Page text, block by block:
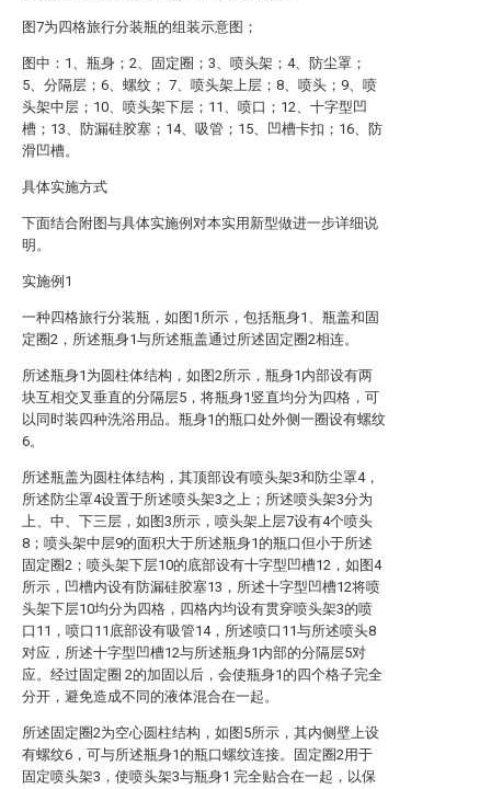
图7为四格旅行分装瓶的组装示意图；
图中：1、瓶身；2、固定圈；3、喷头架；4、防尘罩；
5、分隔层；6、螺纹； 7、喷头架上层；8、喷头；9、喷
头架中层；10、喷头架下层；11、喷口；12、十字型凹
槽；13、防漏硅胶塞；14、吸管；15、凹槽卡扣；16、防
滑凹槽。
具体实施方式
下面结合附图与具体实施例对本实用新型做进一步详细说
明。
实施例1
一种四格旅行分装瓶，如图1所示，包括瓶身1、瓶盖和固
定圈2，所述瓶身1与所述瓶盖通过所述固定圈2相连。
所述瓶身1为圆柱体结构，如图2所示，瓶身1内部设有两
块互相交叉垂直的分隔层5，将瓶身1竖直均分为四格，可
以同时装四种洗浴用品。瓶身1的瓶口处外侧一圈设有螺纹
6。
所述瓶盖为圆柱体结构，其顶部设有喷头架3和防尘罩4，
所述防尘罩4设置于所述喷头架3之上；所述喷头架3分为
上、中、下三层，如图3所示，喷头架上层7设有4个喷头
8；喷头架中层9的面积大于所述瓶身1的瓶口但小于所述
固定圈2；喷头架下层10的底部设有十字型凹槽12，如图4
所示，凹槽内设有防漏硅胶塞13，所述十字型凹槽12将喷
头架下层10均分为四格，四格内均设有贯穿喷头架3的喷
口11，喷口11底部设有吸管14，所述喷口11与所述喷头8
对应，所述十字型凹槽12与所述瓶身1内部的分隔层5对
应。经过固定圈 2的加固以后，会使瓶身1的四个格子完全
分开，避免造成不同的液体混合在一起。
所述固定圈2为空心圆柱结构，如图5所示，其内侧壁上设
有螺纹6，可与所述瓶身1的瓶口螺纹连接。固定圈2用于
固定喷头架3，使喷头架3与瓶身1 完全贴合在一起，以保